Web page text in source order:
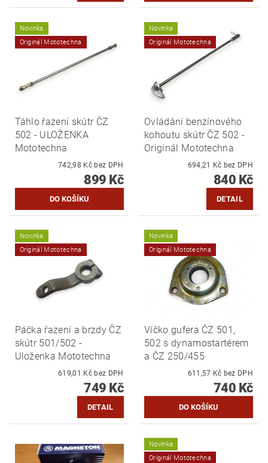
Novinka
Originál Mototechna
Táhlo řazení skútr ČZ
502 - ULOŽENKA
Mototechna
742,98 Kč bez DPH
899 Kč
Novinka
Originál Mototechna
Ovládání benzínového
kohoutu skútr ČZ 502 -
Originál Mototechna
694,21 Kč bez DPH
840 Kč
DETAIL
Novinka
Originál Mototechna
Páčka řazení a brzdy ČZ
skútr 501/502 -
Uloženka Mototechna
619,01 Kč bez DPH
749 Kč
DETAIL
Novinka
Originál Mototechna
Víčko gufera ČZ 501,
502 s dynamostartérem
a ČZ 250/455
611,57 Kč bez DPH
740 Kč
Novinka
Originál Mototechna